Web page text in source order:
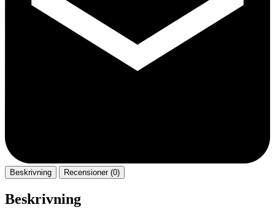
Beskrivning Recensioner (0)
Beskrivning